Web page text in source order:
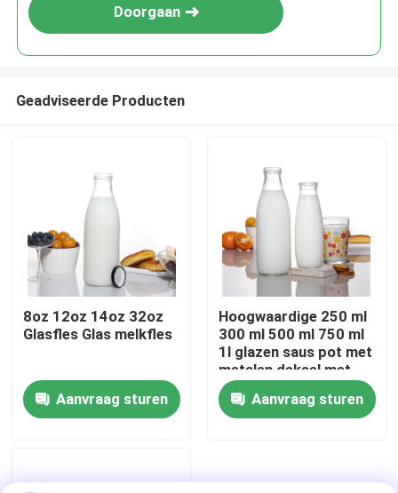
Over ons
Doorgaan
Geadviseerde Producten
8oz 12oz 14oz 32oz
Glasfles Glas melkfles
Aanvraag sturen
Hoogwaardige 250 ml
300 ml 500 ml 750 ml
1l glazen saus pot met
metalen deksel met
plastic deksel
Aanvraag sturen